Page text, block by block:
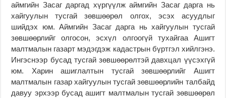
аймгийн Засаг даргад хүргүүлж аймгийн Засаг дарга нь
хайгуулын тусгай зөвшөөрөл олгох, эсэх асуудлыг
шийдэх юм. Аймгийн Засаг дарга нь хайгуулын тусгай
зөвшөөрлийг олгосон, эсхүл олгоогүй тухайгаа Ашигт
малтмалын газарт мэдэгдэж кадастрын бүртгэл хийлгэнэ.
Ингэснээр бусад тусгай зөвшөөрөлтэй давхцал үүсэхгүй
юм. Харин ашиглалтын тусгай зөвшөөрлийг Ашигт
малтмалын газар хайгуулын тусгай зөвшөөрлийн талбайд
давуу эрхээр бусад ашигт малтмалын тусгай зөвшөөрөл